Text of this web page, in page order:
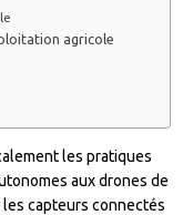
agricole
les pratiques
aux drones de
capteurs connectés